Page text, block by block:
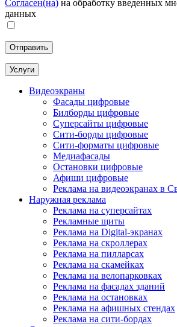
Согласен(на) на обработку введенных
данных
Услуги
Видеоэкраны
Фасады цифровые
Билборды цифровые
Суперсайты цифровые
Сити-борды цифровые
Сити-форматы цифровые
Медиафасады
Остановки цифровые
Афиши цифровые
Реклама на видеоэкранах в
Наружная реклама
Реклама на суперсайтах
Рекламные щиты
Реклама на Digital-экранах
Реклама на скроллерах
Реклама на пилларсах
Реклама на скамейках
Реклама на велопарковках
Реклама на фасадах зданий
Реклама на остановках
Реклама на афишных стендах
Реклама на сити-бордах